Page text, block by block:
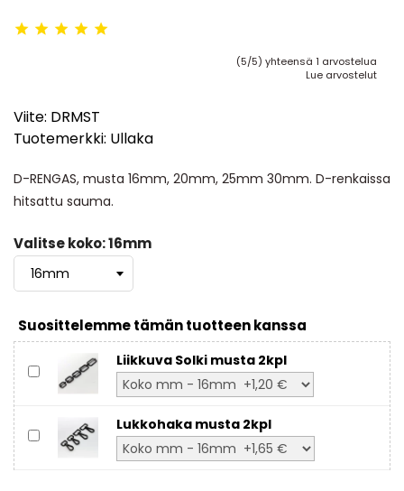
(5/5) yhteensä 1 arvostelua
Lue arvostelut
Viite: DRMST
Tuotemerkki: Ullaka
D-RENGAS, musta 16mm, 20mm, 25mm 30mm. D-renkaissa
hitsattu sauma.
Valitse koko: 16mm
Suosittelemme tämän tuotteen kanssa
Liikkuva Solki musta 2kpl
Lukkohaka musta 2kpl